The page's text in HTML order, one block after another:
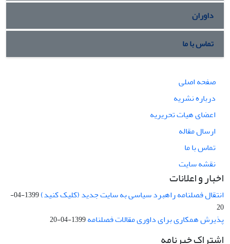
داوران
تماس با ما
صفحه اصلی
درباره نشریه
اعضای هیات تحریریه
ارسال مقاله
تماس با ما
نقشه سایت
اخبار و اعلانات
انتقال فصلنامه راهبرد سیاسی به سایت جدید (کلیک کنید)
1399-04-
20
پذیرش همکاری برای داوری مقالات فصلنامه1399-04-20
اشتراک خبرنامه